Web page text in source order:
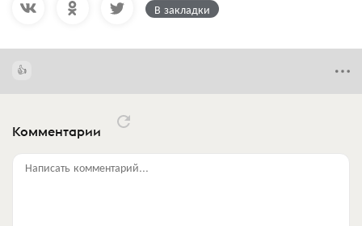
В закладки
Комментарии
Написать комментарий...